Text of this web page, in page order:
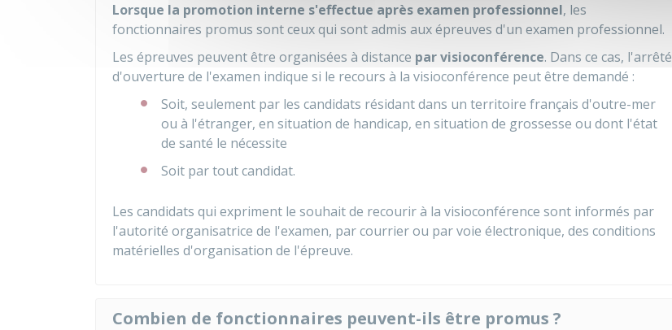
Lorsque la promotion interne s'effectue après examen professionnel, les
fonctionnaires promus sont ceux qui sont admis aux épreuves d'un examen professionnel.
Les épreuves peuvent être organisées à distance par visioconférence. Dans ce cas, l'arrêté
d'ouverture de l'examen indique si le recours à la visioconférence peut être demandé :
Soit, seulement par les candidats résidant dans un territoire français d'outre-mer
ou à l'étranger, en situation de handicap, en situation de grossesse ou dont l'état
de santé le nécessite
Soit par tout candidat.
Les candidats qui expriment le souhait de recourir à la visioconférence sont informés par
l'autorité organisatrice de l'examen, par courrier ou par voie électronique, des conditions
matérielles d'organisation de l'épreuve.
Combien de fonctionnaires peuvent-ils être promus ?